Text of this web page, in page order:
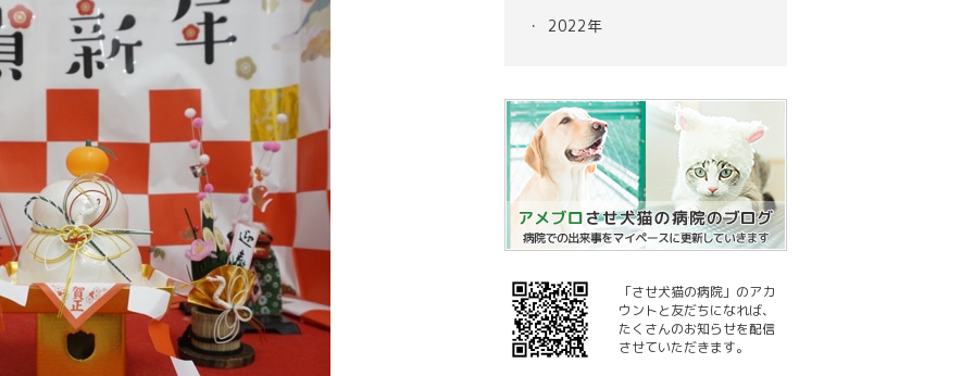
2022年
「させ犬猫の病院」のアカ
ウントと友だちになれば、
たくさんのお知らせを配信
させていただきます。